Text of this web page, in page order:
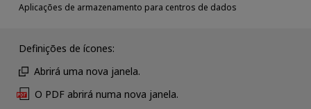
Aplicações de armazenamento para centros de dados
Definições de ícones:
Abrirá uma nova janela.
O PDF abrirá numa nova janela.